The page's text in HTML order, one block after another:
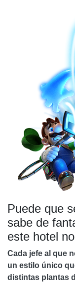
Puede que
sabe de
este hotel
Cada jefe al que
un estilo único
distintas plantas